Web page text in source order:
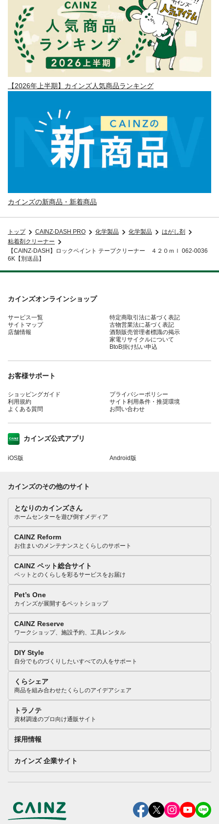
【2026年上半期】カインズ人気商品ランキング
カインズの新商品・新着商品
トップ CAINZ-DASH PRO 化学製品 化学製品
はがし剤
粘着剤クリーナー
【CAINZ-DASH】ロックペイント テープクリーナー ４２０ｍｌ 062-0036
6K【別送品】
カインズオンラインショップ
サービス一覧
サイトマップ
店舗情報
特定商取引法に基づく表記
古物営業法に基づく表記
酒類販売管理者標識の掲示
家電リサイクルについて
BtoB掛け払い申込
お客様サポート
ショッピングガイド
利用規約
よくある質問
プライバシーポリシー
サイト利用条件・推奨環境
お問い合わせ
カインズ公式アプリ
iOS版 Android版
カインズのその他のサイト
となりのカインズさん
ホームセンターを遊び倒すメディア
CAINZ Reform
お住まいのメンテナンスとくらしのサポート
CAINZ ペット総合サイト
ペットとのくらしを彩るサービスをお届け
Pet’s One
カインズが展開するペットショップ
CAINZ Reserve
ワークショップ、施設予約、工具レンタル
DIY Style
自分でものづくりしたいすべての人をサポート
くらシェア
商品を組み合わせたくらしのアイデアシェア
トラノテ
資材調達のプロ向け通販サイト
採用情報
カインズ 企業サイト